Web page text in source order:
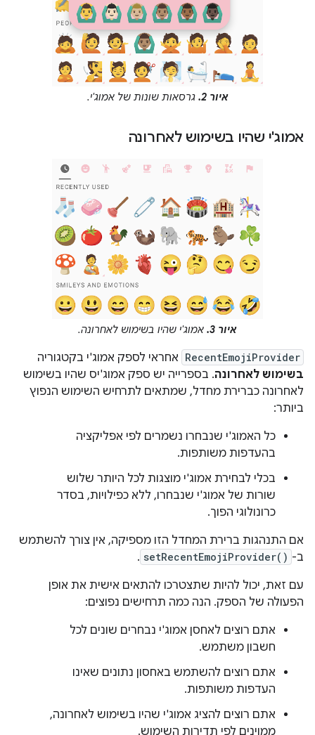
איור 2. גרסאות שונות של אמוג'י.
אמוג'י שהיו בשימוש לאחרונה
איור 3. אמוג'י שהיו בשימוש לאחרונה.
RecentEmojiProvider אחראי לספק אמוג'י בקטגוריה
בשימוש לאחרונה. בספרייה יש ספק אמוג'יס שהיו בשימוש
לאחרונה כברירת מחדל, שמתאים לתרחיש השימוש הנפוץ
ביותר:
כל האמוג'י שנבחרו נשמרים לפי אפליקציה
בהעדפות משותפות.
בכלי לבחירת אמוג'י מוצגות לכל היותר שלוש
שורות של אמוג'י שנבחרו, ללא כפילויות, בסדר
כרונולוגי הפוך.
אם התנהגות ברירת המחדל הזו מספיקה, אין צורך להשתמש
ב- setRecentEmojiProvider()
.
עם זאת, יכול להיות שתצטרכו להתאים אישית את אופן
הפעולה של הספק. הנה כמה תרחישים נפוצים:
אתם רוצים לאחסן אמוג'י נבחרים שונים לכל
חשבון משתמש.
אתם רוצים להשתמש באחסון נתונים שאינו
העדפות משותפות.
אתם רוצים להציג אמוג'י שהיו בשימוש לאחרונה,
ממוינים לפי תדירות השימוש.